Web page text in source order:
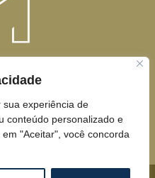
sua experiência de
conteúdo personalizado e
"Aceitar", você concorda